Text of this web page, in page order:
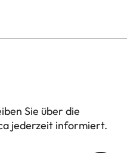
Sie über die
jederzeit informiert.